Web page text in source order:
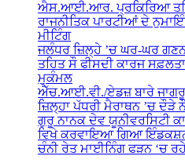
ਐਸ.ਆਈ.ਆਰ. ਪ੍ਰਕਿਰਿਆ
ਰਾਜਨੀਤਿਕ ਪਾਰਟੀਆਂ ਦੇ
ਮੀਟਿੰਗ
ਜਲੰਧਰ ਜ਼ਿਲ੍ਹੇ ’ਚ ਘਰ-ਘਰ
ਤਹਿਤ ਸੌ ਫੀਸਦੀ ਕਾਰਜ
ਮੁਕੰਮਲ
ਐੱਚ.ਆਈ.ਵੀ./ਏਡਜ਼ ਬਾਰੇ
ਜ਼ਿਲ੍ਹਾ ਪੱਧਰੀ ਮੈਰਾਥਨ ’ਚ ਦੌੜੇ
ਗੁਰੂ ਨਾਨਕ ਦੇਵ ਯੂਨੀਵਰਸਿਟੀ
ਵਿਖੇ ਕਰਵਾਇਆ ਗਿਆ
ਚੰਨੀ ਰੇਤ ਮਾਈਨਿੰਗ ਫੜਨ ‘ਚ